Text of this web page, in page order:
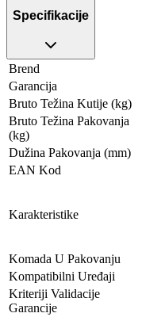
Specifikacije
Brend
Garancija
Bruto Težina Kutije (kg)
Bruto Težina Pakovanja
(kg)
Dužina Pakovanja (mm)
EAN Kod
Karakteristike
Komada U Pakovanju
Kompatibilni Uređaji
Kriteriji Validacije
Garancije